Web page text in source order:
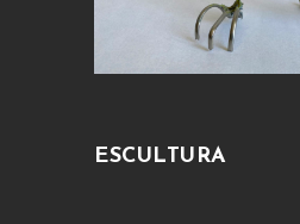
ESCULTURA